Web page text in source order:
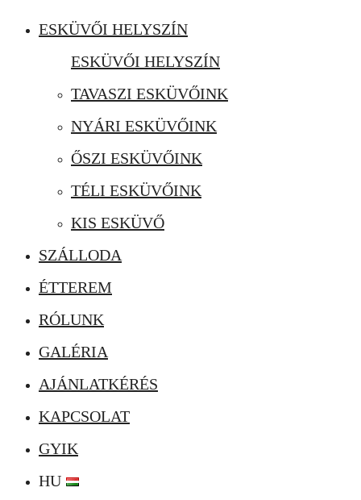
ESKÜVŐI HELYSZÍN
ESKÜVŐI HELYSZÍN
TAVASZI ESKÜVŐINK
NYÁRI ESKÜVŐINK
ŐSZI ESKÜVŐINK
TÉLI ESKÜVŐINK
KIS ESKÜVŐ
SZÁLLODA
ÉTTEREM
RÓLUNK
GALÉRIA
AJÁNLATKÉRÉS
KAPCSOLAT
GYIK
HU